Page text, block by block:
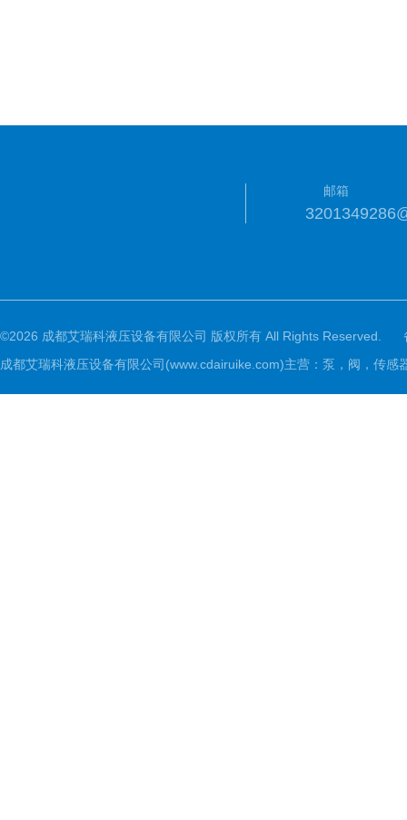
邮箱
©2026 成都艾瑞科液压设备有限公司 版权所有 All Rights Reserved.
成都艾瑞科液压设备有限公司(www.cdairuike.com)主营：泵，阀，传